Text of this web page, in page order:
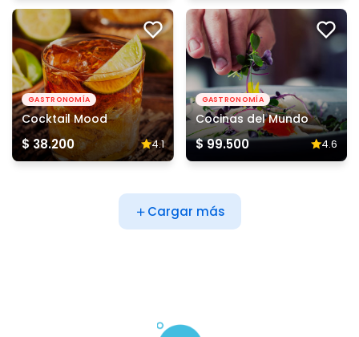
GASTRONOMÍA
Cocktail Mood
$ 38.200 4.1
GASTRONOMÍA
Cocinas del Mundo
$ 99.500 4.6
Cargar más